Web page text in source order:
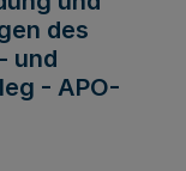
des
und
- APO-